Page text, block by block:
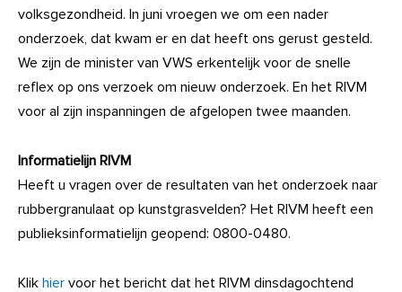
volksgezondheid. In juni vroegen we om een nader
onderzoek, dat kwam er en dat heeft ons gerust gesteld.
We zijn de minister van VWS erkentelijk voor de snelle
reflex op ons verzoek om nieuw onderzoek. En het RIVM
voor al zijn inspanningen de afgelopen twee maanden.
Informatielijn RIVM
Heeft u vragen over de resultaten van het onderzoek naar
rubbergranulaat op kunstgrasvelden? Het RIVM heeft een
publieksinformatielijn geopend: 0800-0480.
Klik hier voor het bericht dat het RIVM dinsdagochtend